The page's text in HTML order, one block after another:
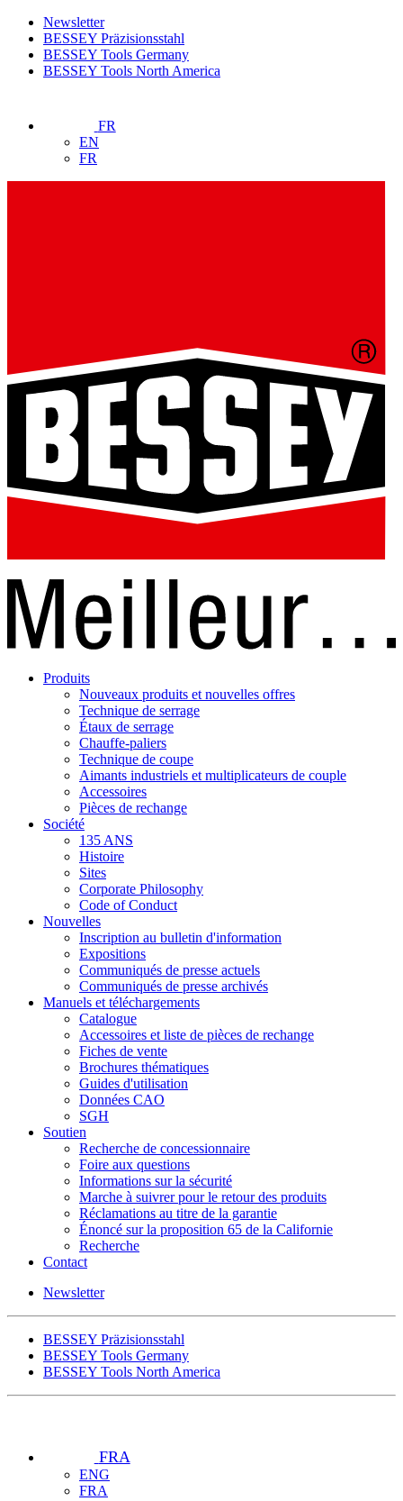
Newsletter
BESSEY Präzisionsstahl
BESSEY Tools Germany
BESSEY Tools North America
FR
EN
FR
Produits
Nouveaux produits et nouvelles offres
Technique de serrage
Étaux de serrage
Chauffe-paliers
Technique de coupe
Aimants industriels et multiplicateurs de couple
Accessoires
Pièces de rechange
Société
135 ANS
Histoire
Sites
Corporate Philosophy
Code of Conduct
Nouvelles
Inscription au bulletin d'information
Expositions
Communiqués de presse actuels
Communiqués de presse archivés
Manuels et téléchargements
Catalogue
Accessoires et liste de pièces de rechange
Fiches de vente
Brochures thématiques
Guides d'utilisation
Données CAO
SGH
Soutien
Recherche de concessionnaire
Foire aux questions
Informations sur la sécurité
Marche à suivrer pour le retour des produits
Réclamations au titre de la garantie
Énoncé sur la proposition 65 de la Californie
Recherche
Contact
Newsletter
BESSEY Präzisionsstahl
BESSEY Tools Germany
BESSEY Tools North America
FRA
ENG
FRA